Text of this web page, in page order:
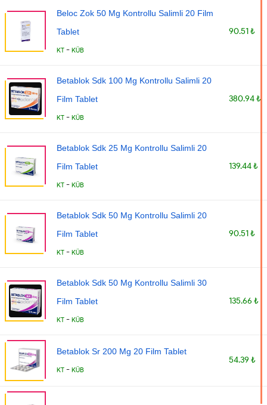
Beloc Zok 50 Mg Kontrollu Salimli 20 Film
Tablet
KT - KÜB
90.51 ₺
Betablok Sdk 100 Mg Kontrollu Salimli 20
Film Tablet
KT - KÜB
380.94 ₺
Betablok Sdk 25 Mg Kontrollu Salimli 20
Film Tablet
KT - KÜB
139.44 ₺
Betablok Sdk 50 Mg Kontrollu Salimli 20
Film Tablet
KT - KÜB
90.51 ₺
Betablok Sdk 50 Mg Kontrollu Salimli 30
Film Tablet
KT - KÜB
135.66 ₺
Betablok Sr 200 Mg 20 Film Tablet
KT - KÜB
54.39 ₺